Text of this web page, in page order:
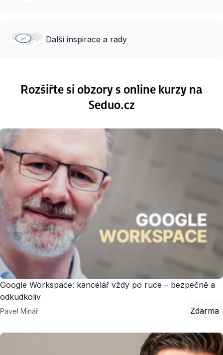
Další inspirace a rady
Rozšiřte si obzory s online kurzy na
Seduo.cz
Google Workspace: kancelář vždy po ruce – bezpečně a
odkudkoliv
Pavel Minář Zdarma